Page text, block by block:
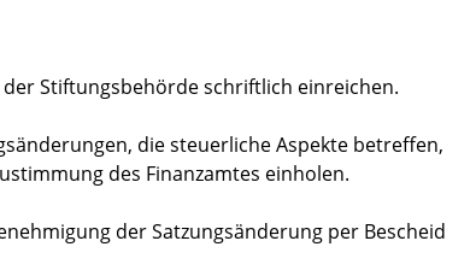
Stiftungsbehörde schriftlich einreichen.
die steuerliche Aspekte betreffen,
des Finanzamtes einholen.
der Satzungsänderung per Bescheid